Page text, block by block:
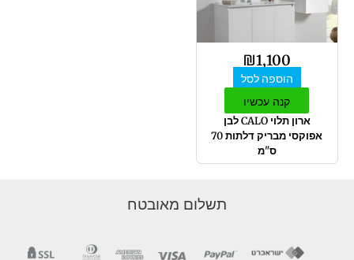
₪1,100
הוספה לסל
קנה עכשיו
ארון תלוי CALO לבן
אפוקסי מבריק דלתות 70
ס"מ
תשלום מאובטח